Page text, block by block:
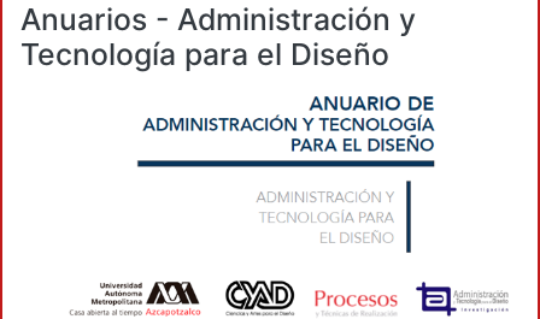
Anuarios - Administración y
Tecnología para el Diseño